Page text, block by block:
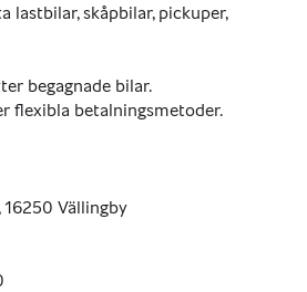
lastbilar, skåpbilar, pickuper,
begagnade bilar.
flexibla betalningsmetoder.
16250 Vällingby